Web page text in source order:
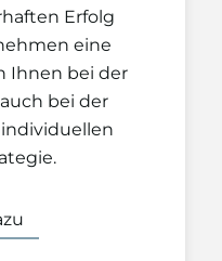
Erfolg
eine
Ihnen bei der
bei der